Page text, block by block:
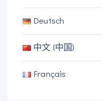
Deutsch
中文 (中国)
Français